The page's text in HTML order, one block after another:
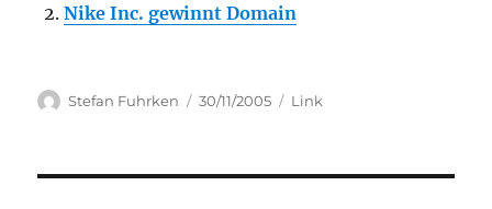
Nike Inc. gewinnt Domain
Author
Stefan Fuhrken
Posted
30/11/2005 Categories
Link